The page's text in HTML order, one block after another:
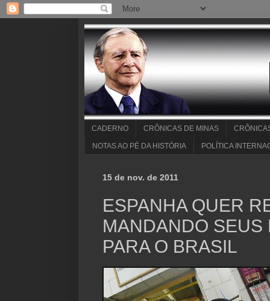
CADERNO CRÔNICAS DE MINAS
NOTAS AO PÉ DA HISTÓRIA POLÍTICA
15 de nov. de 2011
ESPANHA QUER
MANDANDO
PARA O BRASIL